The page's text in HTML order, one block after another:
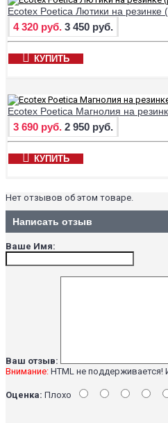
Ecotex Poetica Лютики на резинке
4 320 руб. 3 450 руб.
КУПИТЬ
Ecotex Poetica Магнолия на
3 690 руб. 2 950 руб.
КУПИТЬ
Нет отзывов об этом товаре.
Написать отзыв
Ваше Имя:
Ваш отзыв:
Внимание: HTML не поддерживается!
Оценка: Плохо